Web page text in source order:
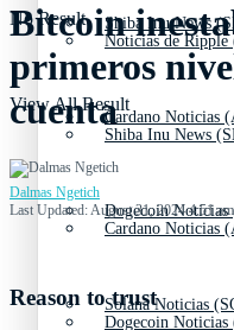
Shiba Inu News
Cardano Noticias
Dogecoin Noticias
Solana Noticias
Noticias de Ripple
Shiba Inu News
Cardano Noticias
Dogecoin Noticias
No Result
View All Result
Bitcoin
primeros
cuenta
Dalmas Ngetich
Last Updated: August 31, 2024 4:51 am
Reason to trust